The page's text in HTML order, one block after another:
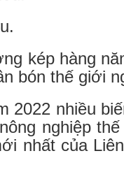
kép hàng
bón thế giới
nhiều
nghiệp
nhất của